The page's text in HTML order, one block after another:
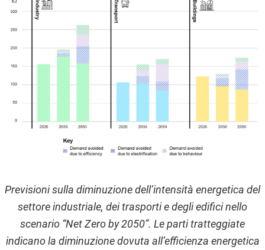
Previsioni sulla diminuzione dell’intensità energetica del
settore industriale, dei trasporti e degli edifici nello
scenario “Net Zero by 2050”. Le parti tratteggiate
indicano la diminuzione dovuta all’efficienza energetica